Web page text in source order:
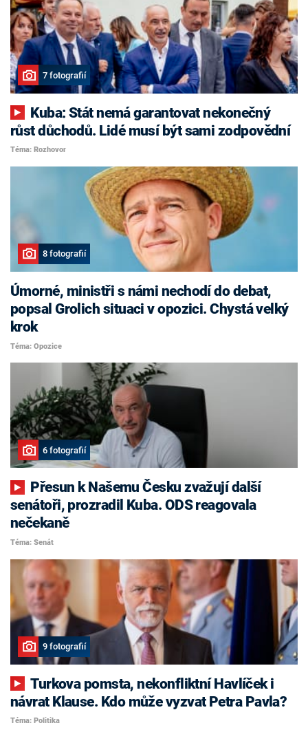
7 fotografií
růst důchodů. Lidé musí být sami zodpovědní
Téma: Rozhovor
8 fotografií
Úmorné, ministři s námi nechodí do debat,
popsal Grolich situaci v opozici. Chystá velký
krok
Téma: Opozice
6 fotografií
senátoři, prozradil Kuba. ODS reagovala
nečekaně
Téma: Senát
9 fotografií
Turkova pomsta, nekonfliktní Havlíček i
návrat Klause. Kdo může vyzvat Petra Pavla?
Téma: Politika